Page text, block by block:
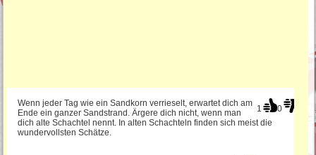
1 0
Wenn jeder Tag wie ein Sandkorn verrieselt, erwartet dich am
Ende ein ganzer Sandstrand. Ärgere dich nicht, wenn man
dich alte Schachtel nennt. In alten Schachteln finden sich meist die
wundervollsten Schätze.